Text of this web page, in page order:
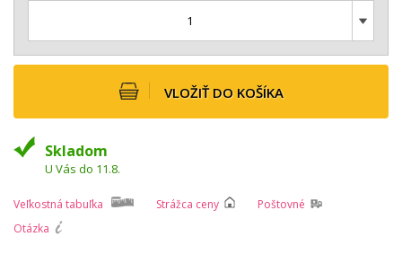
1
VLOŽIŤ DO KOŠÍKA
Skladom
U Vás do 11.8.
Veľkostná tabuľka Strážca ceny
Poštovné
Otázka